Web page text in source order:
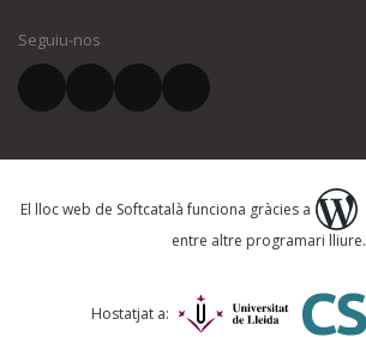
El vostre correu electrònic *
Què proposeu?
Comentari *
Seguiu-nos
El lloc web de Softcatalà funciona gràcies a
entre altre programari lliure.
Hostatjat a: